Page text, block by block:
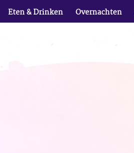
Eten & Drinken Overnachten